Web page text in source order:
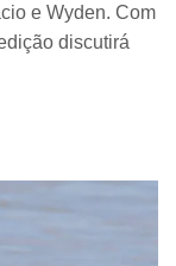
e Wyden. Com
discutirá